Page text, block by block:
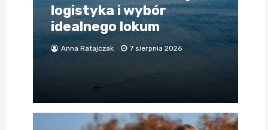
logistyka i wybór
idealnego lokum
Anna Ratajczak 7 sierpnia 2026